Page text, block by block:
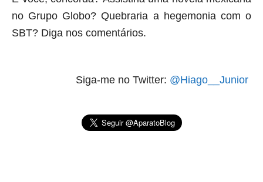
no Grupo Globo? Quebraria a hegemonia com o
SBT? Diga nos comentários.
Siga-me no Twitter: @Hiago__Junior